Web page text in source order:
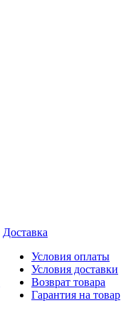
Доставка
Условия оплаты
Условия доставки
Возврат товара
Гарантия на товар